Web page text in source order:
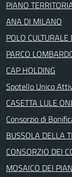
PIANO
ANA DI MILANO
POLO
PARCO
CAP HOLDING
Spotello Unico
CASETTA LULE
Consorzio di
BUSSOLA DELLA
CONSORZIO DEI
MOSAICO DEI